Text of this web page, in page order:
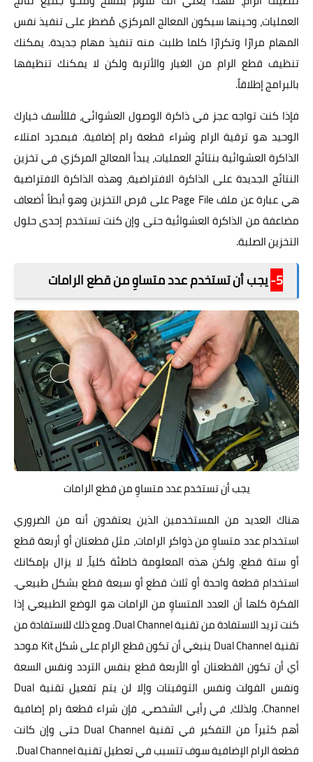
العمليات، وحينها سيكون المعالج المركزي مُضطر على تنفيذ نفس
المهام مرارًا وتكرارًا كلما طلبت منه تنفيذ مهام جديدة. يمكنك
تنظيف قطع الرام من الغبار والأتربة ولكن لا يمكنك تنظيفها
بالبرامج إطلاقاً.
فإذا كنت تواجه عجز في ذاكرة الوصول العشوائي، فللأسف خيارك
الوحيد هو ترقية الرام وشراء قطعة رام إضافية. فبمجرد امتلاء
الذاكرة العشوائية بنتائج العمليات، يبدأ المعالج المركزي في تخزين
النتائج الجديدة على الذاكرة الافتراضية، وهذه الذاكرة الافتراضية
هي عبارة عن ملف Page File على قرص التخزين وهو أبطأ أضعاف
مضاعفة من الذاكرة العشوائية حتى وإن كنت تستخدم إحدى حلول
التخزين الصلبة.
5- يجب أن تستخدم عدد متساوِ من قطع الرامات
يجب أن تستخدم عدد متساوِ من قطع الرامات
هناك العديد من المستخدمين الذين يعتقدون أنه من الضروري
استخدام عدد متساوِ من ذواكر الرامات، مثل قطعتان أو أربعة قطع
أو ستة قطع. ولكن هذه المعلومة خاطئة كلياً، لا يزال بإمكانك
استخدام قطعة واحدة أو ثلاث قطع أو سبعة قطع بشكل طبيعي.
الفكرة كلها أن العدد المتساوِ من الرامات هو الوضع الطبيعي إذا
كنت تريد الاستفادة من تقنية Dual Channel. ومع ذلك للاستفادة من
تقنية Dual Channel ينبغي أن تكون قطع الرام على شكل Kit موحد
أي أن تكون القطعتان أو الأربعة قطع بنفس التردد ونفس السعة
ونفس الفولت ونفس التوقيتات وإلا لن يتم تفعيل تقنية Dual
Channel. ولذلك، في رأيي الشخصي، فإن شراء قطعة رام إضافية
أهم كثيراً من التفكير في تقنية Dual Channel حتى وإن كانت
قطعة الرام الإضافية سوف تتسبب في تعطيل تقنية Dual Channel.